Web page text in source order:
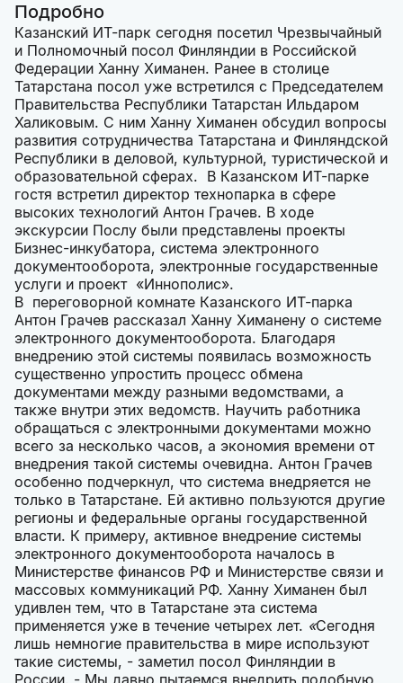
Подробно
Казанский ИТ-парк сегодня посетил Чрезвычайный
и Полномочный посол Финляндии в Российской
Федерации Ханну Химанен. Ранее в столице
Татарстана посол уже встретился с Председателем
Правительства Республики Татарстан Ильдаром
Халиковым. С ним Ханну Химанен обсудил вопросы
развития сотрудничества Татарстана и Финляндской
Республики в деловой, культурной, туристической и
образовательной сферах. В Казанском ИТ-парке
гостя встретил директор технопарка в сфере
высоких технологий Антон Грачев. В ходе
экскурсии Послу были представлены проекты
Бизнес-инкубатора, система электронного
документооборота, электронные государственные
услуги и проект «Иннополис».
В переговорной комнате Казанского ИТ-парка
Антон Грачев рассказал Ханну Химанену о системе
электронного документооборота. Благодаря
внедрению этой системы появилась возможность
существенно упростить процесс обмена
документами между разными ведомствами, а
также внутри этих ведомств. Научить работника
обращаться с электронными документами можно
всего за несколько часов, а экономия времени от
внедрения такой системы очевидна. Антон Грачев
особенно подчеркнул, что система внедряется не
только в Татарстане. Ей активно пользуются другие
регионы и федеральные органы государственной
власти. К примеру, активное внедрение системы
электронного документооборота началось в
Министерстве финансов РФ и Министерстве связи и
массовых коммуникаций РФ. Ханну Химанен был
удивлен тем, что в Татарстане эта система
применяется уже в течение четырех лет. «Сегодня
лишь немногие правительства в мире используют
такие системы, - заметил посол Финляндии в